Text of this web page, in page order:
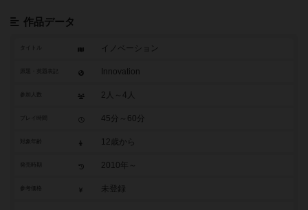
作品データ
タイトル イノベーション
Innovation
参加人数 2人～4人
45分～60分
12歳から
2010年～
参考価格 未登録